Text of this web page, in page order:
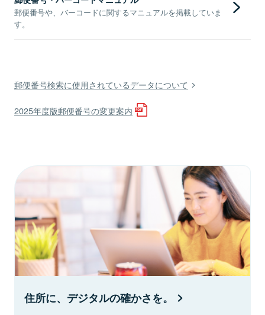
郵便番号や、バーコードに関するマニュアルを掲載していま
す。
郵便番号検索に使用されているデータについて
2025年度版郵便番号の変更案内
住所に、デジタルの確かさを。